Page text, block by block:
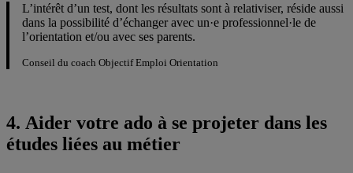
L’intérêt d’un test, dont les résultats sont à relativiser, réside aussi
dans la possibilité d’échanger avec un·e professionnel·le de
l’orientation et/ou avec ses parents.
Conseil du coach Objectif Emploi Orientation
4. Aider votre ado à se projeter dans les
études liées au métier